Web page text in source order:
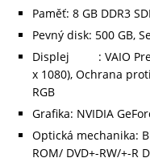
Paměť: 8 GB DDR3
Pevný disk: 500 GB,
Displej : VAIO
x 1080), Ochrana
RGB
Grafika: NVIDIA
Optická mechanika:
ROM/ DVD+-RW/+-R